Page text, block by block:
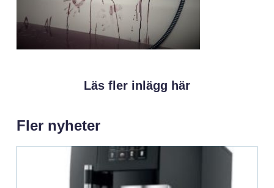
Läs fler inlägg här
Fler nyheter